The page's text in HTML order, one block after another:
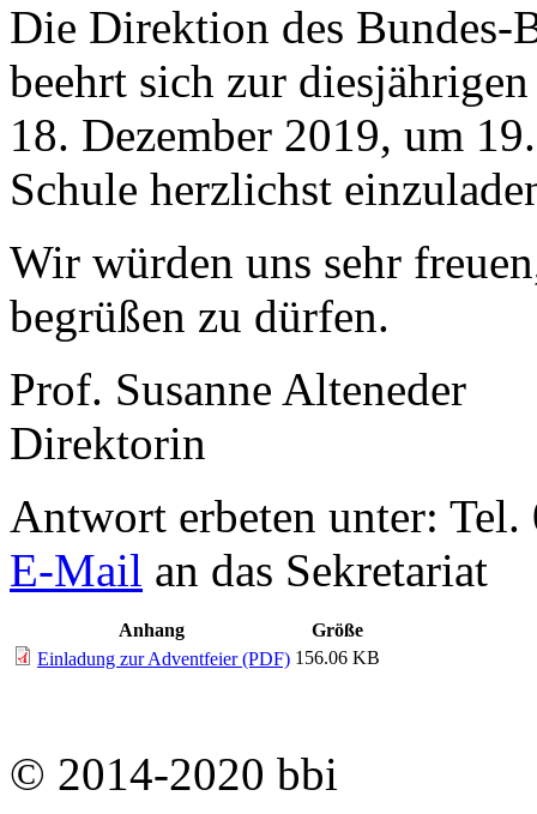
Die Direktion des Bundes-
beehrt sich zur
18. Dezember 2019, um
Schule herzlichst
Wir würden uns sehr
begrüßen zu dürfen.
Prof. Susanne Alteneder
Direktorin
Antwort erbeten unter:
E-Mail an das Sekretariat
Anhang
Größe
Einladung zur Adventfeier (PDF) 156.06 KB
© 2014-2020 bbi